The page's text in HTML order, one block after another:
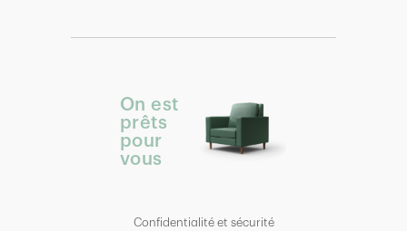
On est
prêts
pour
vous
Confidentialité et sécurité